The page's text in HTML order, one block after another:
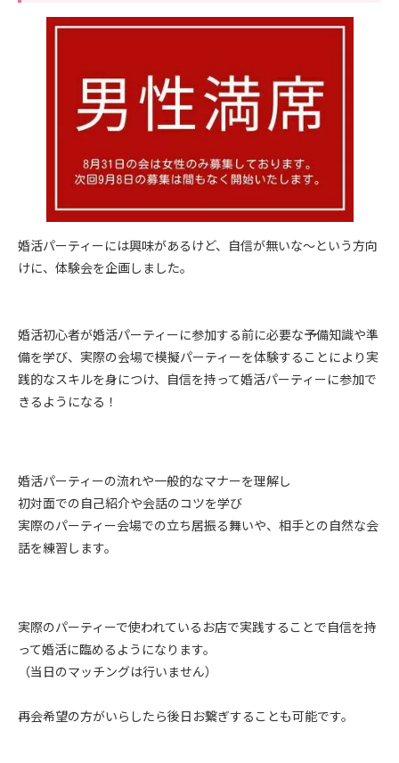
婚活パーティーには興味があるけど、自信が無いな～という方向
けに、体験会を企画しました。
婚活初心者が婚活パーティーに参加する前に必要な予備知識や準
備を学び、実際の会場で模擬パーティーを体験することにより実
践的なスキルを身につけ、自信を持って婚活パーティーに参加で
きるようになる！
婚活パーティーの流れや一般的なマナーを理解し
初対面での自己紹介や会話のコツを学び
実際のパーティー会場での立ち居振る舞いや、相手との自然な会
話を練習します。
実際のパーティーで使われているお店で実践することで自信を持
って婚活に臨めるようになります。
（当日のマッチングは行いません）
再会希望の方がいらしたら後日お繋ぎすることも可能です。